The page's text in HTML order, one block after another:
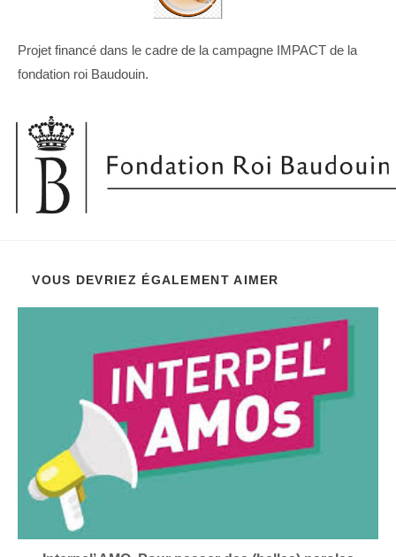
Projet financé dans le cadre de la campagne IMPACT de la
fondation roi Baudouin.
VOUS DEVRIEZ ÉGALEMENT AIMER